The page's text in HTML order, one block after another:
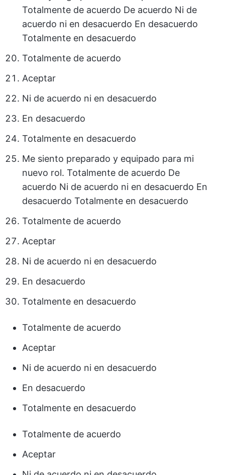
Totalmente de acuerdo De acuerdo Ni de
acuerdo ni en desacuerdo En desacuerdo
Totalmente en desacuerdo
Totalmente de acuerdo
Aceptar
Ni de acuerdo ni en desacuerdo
En desacuerdo
Totalmente en desacuerdo
Me siento preparado y equipado para mi
nuevo rol. Totalmente de acuerdo De
acuerdo Ni de acuerdo ni en desacuerdo En
desacuerdo Totalmente en desacuerdo
Totalmente de acuerdo
Aceptar
Ni de acuerdo ni en desacuerdo
En desacuerdo
Totalmente en desacuerdo
Totalmente de acuerdo
Aceptar
Ni de acuerdo ni en desacuerdo
En desacuerdo
Totalmente en desacuerdo
Totalmente de acuerdo
Aceptar